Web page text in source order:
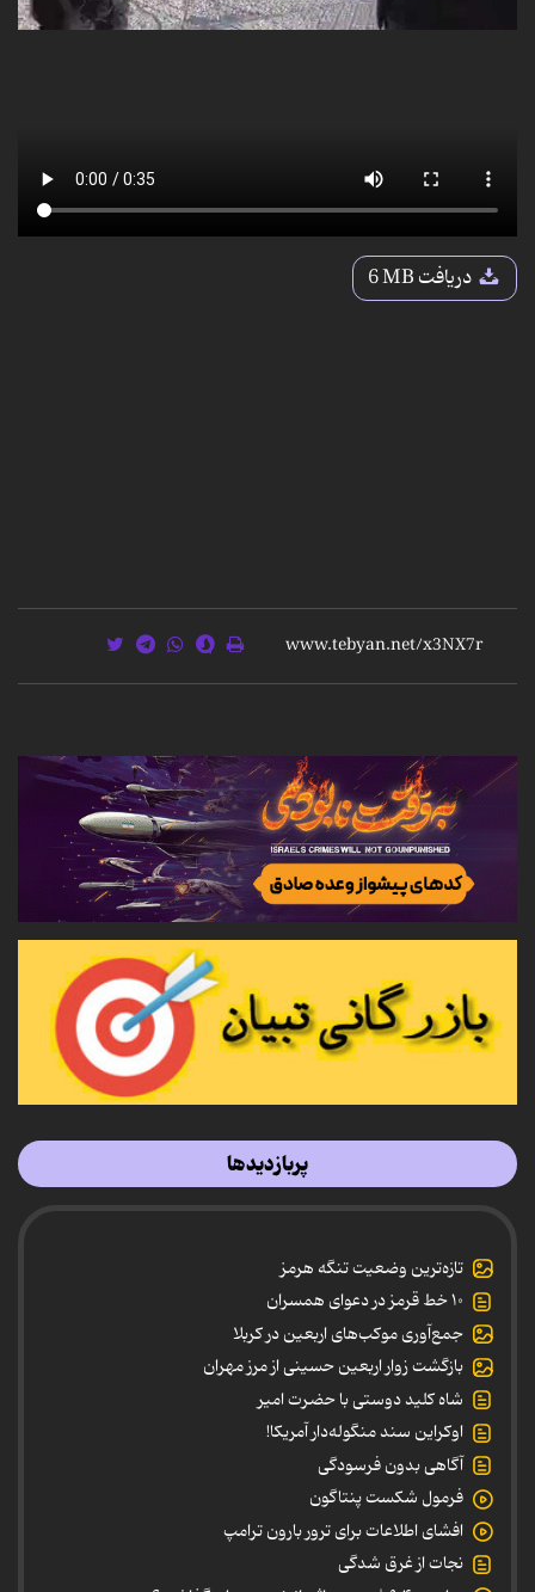
دریافت6 MB
پربازدیدها
تازه‌ترین وضعیت تنگه هرمز
۱۰ خط قرمز در دعوای همسران
جمع‌آوری موکب‌های اربعین در کربلا
بازگشت زوار اربعین حسینی از مرز مهران
شاه کلید دوستی با حضرت امیر
اوکراین سند منگوله‌دار آمریکا!
آگاهی بدون فرسودگی
فرمول شکست پنتاگون
افشای اطلاعات برای ترور بارون ترامپ
نجات از غرق شدگی